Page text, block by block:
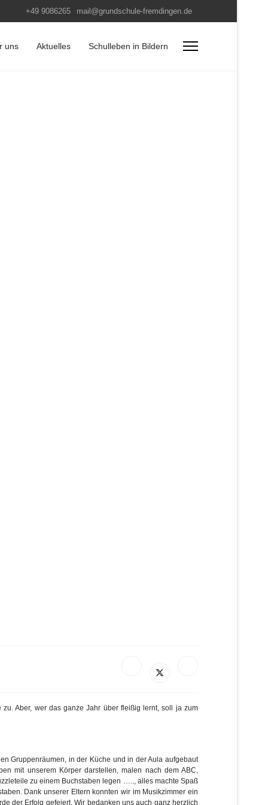
+49 9086265 mail@grundschule-fremdingen.de
uns Aktuelles Schulleben in Bildern
Aber, wer das ganze Jahr über fleißig lernt, soll ja zum
Gruppenräumen, in der Küche und in der Aula aufgebaut
mit unserem Körper darstellen, malen nach dem ABC,
zu einem Buchstaben legen ….., alles machte Spaß
Dank unserer Eltern konnten wir im Musikzimmer ein
der Erfolg gefeiert. Wir bedanken uns auch ganz herzlich